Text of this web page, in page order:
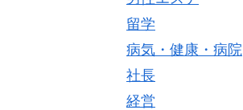
留学
病気・健康・病院
社長
経営